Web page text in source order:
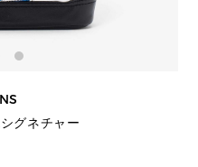
グネチャー